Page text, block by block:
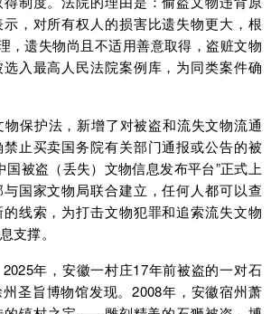
，对所有权人的损害比遗失物更大，根
，遗失物尚且不适用善意取得，盗赃文物
入最高人民法院案例库，为同类案件确
保护法，新增了对被盗和流失文物流通
止买卖国务院有关部门通报或公告的被
国被盗（丢失）文物信息发布平台”正式上
国家文物局联合建立，任何人都可以查
线索，为打击文物犯罪和追索流失文物
支撑。
年，安徽一村庄17年前被盗的一对石
圣旨博物馆发现。2008年，安徽宿州萧